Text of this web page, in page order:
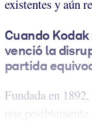
existentes y aún
Cuando
venció la
partida
Fundada en
que posiblemente